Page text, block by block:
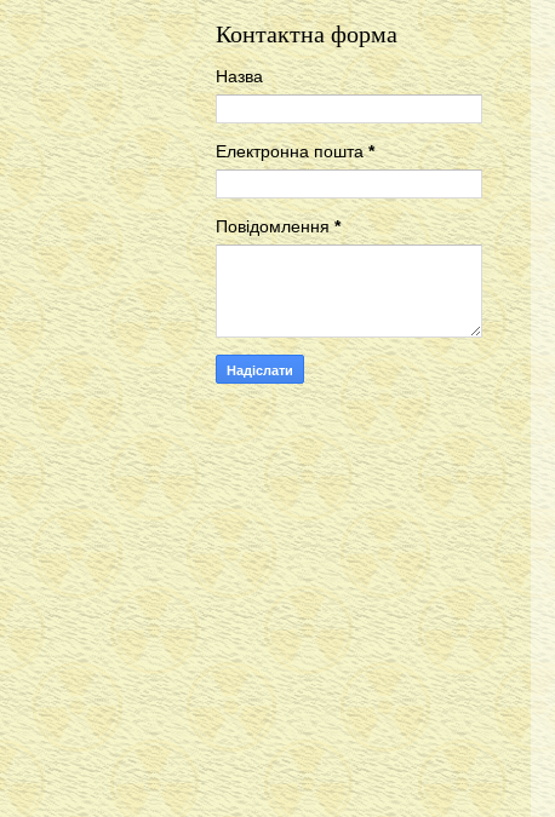
Контактна форма
Назва
Електронна пошта*
Повідомлення*